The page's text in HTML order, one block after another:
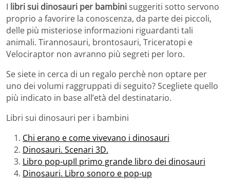
I libri sui dinosauri per bambinisuggeriti sotto servono
proprio a favorire la conoscenza, da parte dei piccoli,
delle più misteriose informazioni riguardanti tali
animali. Tirannosauri, brontosauri, Triceratopi e
Velociraptor non avranno più segreti per loro.
Se siete in cerca di un regalo perchè non optare per
uno dei volumi raggruppati di seguito? Scegliete quello
più indicato in base all’età del destinatario.
Libri sui dinosauri per i bambini
Chi erano e come vivevano i dinosauri
Dinosauri. Scenari 3D.
Libro pop-upIl primo grande libro dei dinosauri
Dinosauri. Libro sonoro e pop-up